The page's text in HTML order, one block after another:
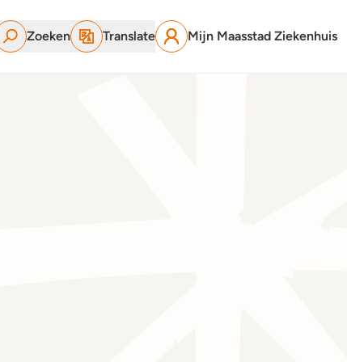
Zoeken Translate Mijn Maasstad Ziekenhuis